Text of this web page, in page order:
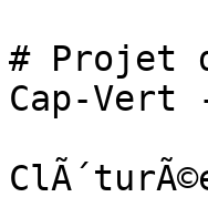
# Projet
Cap-Vert